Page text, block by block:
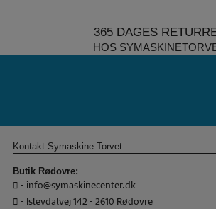
365 DAGES
HOS
Kontakt Symaskine Torvet
Butik Rødovre:
- info@symaskinecenter.dk
- Islevdalvej 142 - 2610 Rødovre